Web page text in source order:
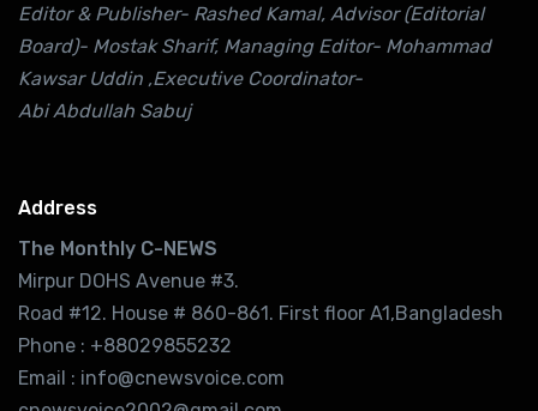
Editor & Publisher- Rashed Kamal, Advisor (Editorial
Board)- Mostak Sharif, Managing Editor- Mohammad
Kawsar Uddin ,Executive Coordinator-
Abi Abdullah Sabuj
Address
The Monthly C-NEWS
Mirpur DOHS Avenue #3.
Road #12. House # 860-861. First floor A1,Bangladesh
Phone : +88029855232
Email : info@cnewsvoice.com